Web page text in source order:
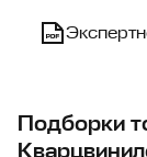
Подборки